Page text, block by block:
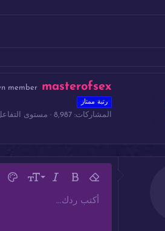
ك
ب
ب
ط
masterofsex
member
رتبة ممتاز
المشاركات 8,987 مستوى
إزالة التنسيق
غامق مائل حجم الخط
9
10
لون
عائلة الخطArial
مشطوبمسطرإدراج خط أفقي
محتوى مخفي
كود
أكتب ردك...